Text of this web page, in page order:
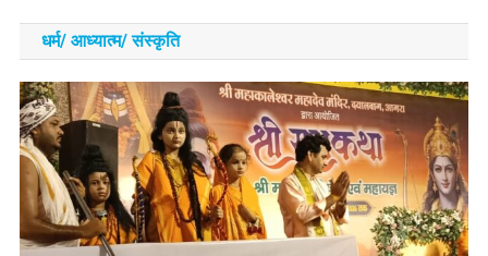
धर्म/ आध्‍यात्‍म/ संस्‍कृति